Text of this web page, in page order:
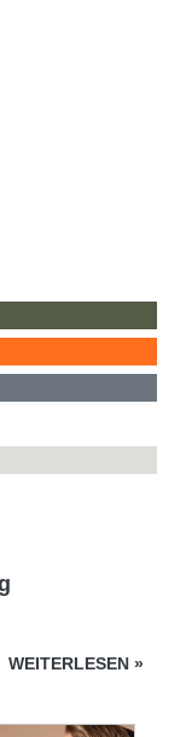
WEITERLESEN »